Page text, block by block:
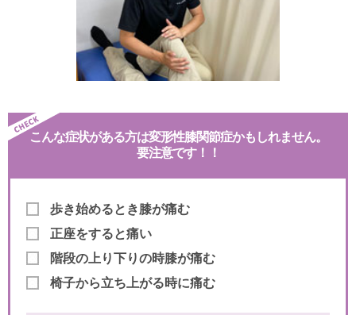
こんな症状がある方は変形性膝関節症かもしれません。
要注意です！！
歩き始めるとき膝が痛む
正座をすると痛い
階段の上り下りの時膝が痛む
椅子から立ち上がる時に痛む